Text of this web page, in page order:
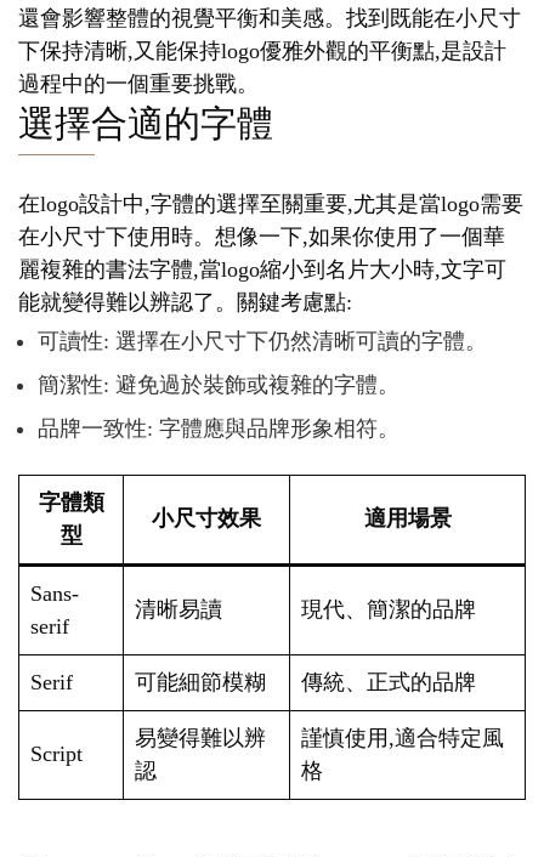
還會影響整體的視覺平衡和美感。找到既能在小尺寸
下保持清晰,又能保持logo優雅外觀的平衡點,是設計
過程中的一個重要挑戰。
選擇合適的字體
在logo設計中,字體的選擇至關重要,尤其是當logo需要
在小尺寸下使用時。想像一下,如果你使用了一個華
麗複雜的書法字體,當logo縮小到名片大小時,文字可
能就變得難以辨認了。關鍵考慮點:
可讀性: 選擇在小尺寸下仍然清晰可讀的字體。
簡潔性: 避免過於裝飾或複雜的字體。
品牌一致性: 字體應與品牌形象相符。
字體類
型
小尺寸效果 適用場景
Sans-
serif
清晰易讀 現代、簡潔的品牌
Serif 可能細節模糊 傳統、正式的品牌
Script
易變得難以辨
認
謹慎使用,適合特定風
格